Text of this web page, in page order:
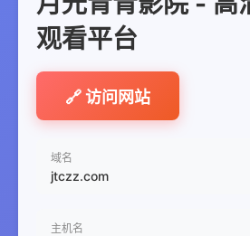
观看平台
🔗 访问网站
域名
jtczz.com
主机名